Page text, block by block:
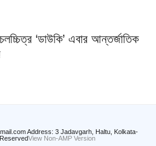
চলচ্চিত্র ‘ডাউকি’ এবার আন্তর্জাতিক
Address: 3 Jadavgarh, Haltu, Kolkata-
View Non-AMP Version